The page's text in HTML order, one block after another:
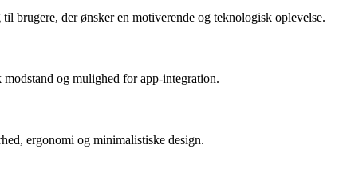
brugere, der ønsker en motiverende og teknologisk oplevelse.
og mulighed for app-integration.
ergonomi og minimalistiske design.